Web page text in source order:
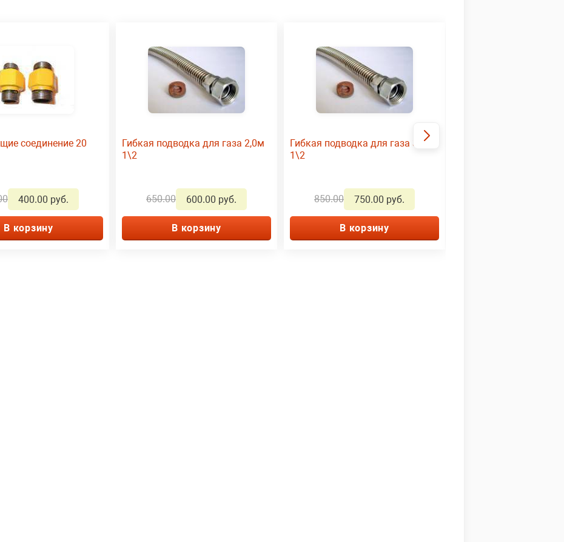
соединение 20
400.00 руб.
В корзину
Гибкая подводка для газа 2,0м
1\2
650.00 600.00 руб.
В корзину
Гибкая подводка для газа 3,0м
1\2
850.00 750.00 руб.
В корзину